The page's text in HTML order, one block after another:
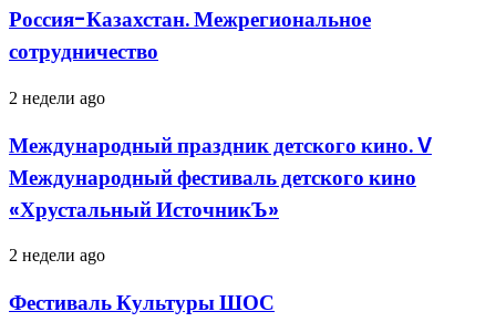
Межрегиональное
сотрудничество
Россия-Казахстан. Межрегиональное
сотрудничество
Международный
детского
кино.
V
фестиваль
кино
ИсточникЪ»
2 недели ago
Международный праздник детского кино. V
Международный фестиваль детского кино
«Хрустальный ИсточникЪ»
Фестиваль
ШОС
2 недели ago
Фестиваль Культуры ШОС